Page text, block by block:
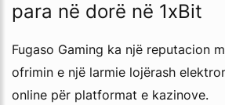
para në dorë në 1xBit
Fugaso Gaming ka një reputacion
ofrimin e një larmie lojërash
online për platformat e kazinove.